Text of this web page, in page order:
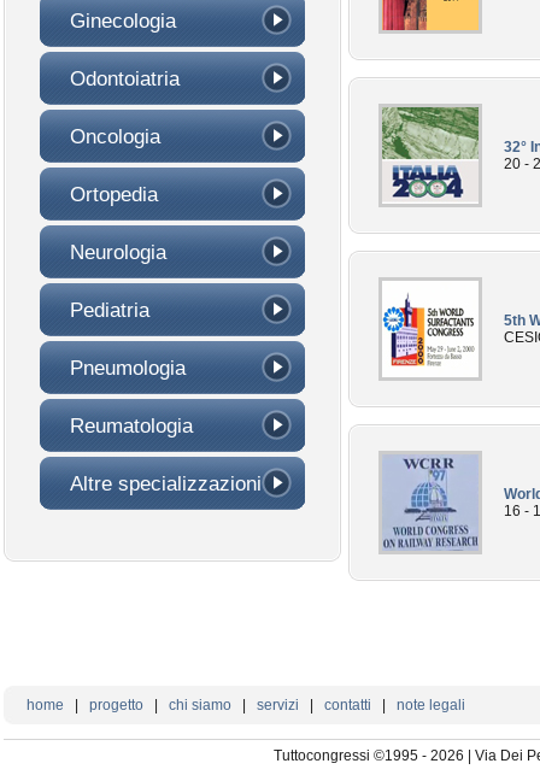
Ginecologia
Odontoiatria
Oncologia
Ortopedia
Neurologia
Pediatria
Pneumologia
Reumatologia
Altre specializzazioni
32°
20 -
5th
16 -
home progetto chi siamo servizi contatti note legali
Tuttocongressi ©1995 - 2026 | Via Dei